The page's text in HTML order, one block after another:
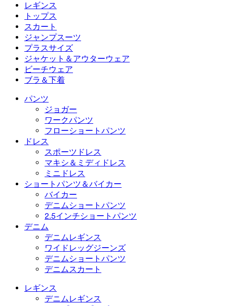
ミニドレス
デニムショートパンツ
2.5インチショートパンツ
デニムレギンス
ワイドレッグジーンズ
デニムショートパンツ
デニムスカート
レギンス
レギンス
デニムレギンス
ヒップアップレギンス
ヨガレギンス
トップス
トップス
スポーツブラ
Tシャツ
スカート
スカート
アクティブスカート
ミニスカート
マキシ＆ミディスカート
ジャンプスーツ
ジャンプスーツ
オーバーオール
ロンパース
プラスサイズ
プラスサイズ
プラスサイズボトムス
プラスサイズトップス
プラスサイズドレス
ジャケット＆アウターウェア
ジャケット＆アウターウェア
ジャケット＆アウターウェア
アウターウェア
ビーチウェア
ビーチウェア
水着トップス
水着ボトムス
水着セット
ブラ＆下着
ブラ＆下着
ブラ
下着
パンツ
ジョガー
ワークパンツ
フローショートパンツ
ドレス
スポーツドレス
マキシ＆ミディドレス
ミニドレス
ショートパンツ＆バイカー
バイカー
デニムショートパンツ
2.5インチショートパンツ
デニム
デニムレギンス
ワイドレッグジーンズ
デニムショートパンツ
デニムスカート
レギンス
デニムレギンス